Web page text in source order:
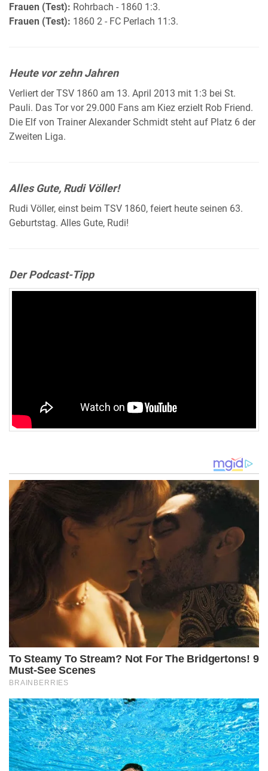
Frauen (Test): Rohrbach - 1860 1:3.
Frauen (Test): 1860 2 - FC Perlach 11:3.
Heute vor zehn Jahren
Verliert der TSV 1860 am 13. April 2013 mit 1:3 bei St.
Pauli. Das Tor vor 29.000 Fans am Kiez erzielt Rob Friend.
Die Elf von Trainer Alexander Schmidt steht auf Platz 6 der
Zweiten Liga.
Alles Gute, Rudi Völler!
Rudi Völler, einst beim TSV 1860, feiert heute seinen 63.
Geburtstag. Alles Gute, Rudi!
Der Podcast-Tipp